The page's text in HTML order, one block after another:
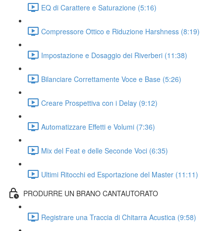
EQ di Carattere e Saturazione (5:16)
Compressore Ottico e Riduzione Harshness (8:19)
Impostazione e Dosaggio dei Riverberi (11:38)
Bilanciare Correttamente Voce e Base (5:26)
Creare Prospettiva con i Delay (9:12)
Automatizzare Effetti e Volumi (7:36)
Mix del Feat e delle Seconde Voci (6:35)
Ultimi Ritocchi ed Esportazione del Master (11:11)
PRODURRE UN BRANO CANTAUTORATO
Registrare una Traccia di Chitarra Acustica (9:58)